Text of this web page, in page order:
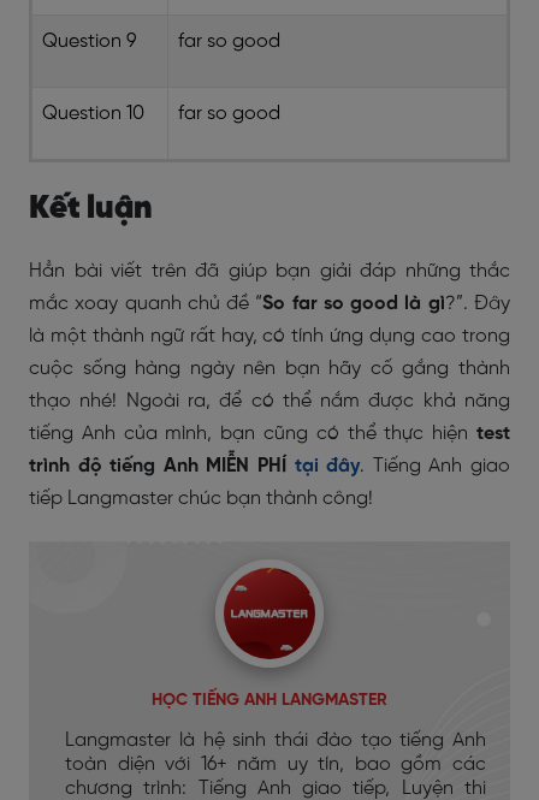
Question 9 far so good
Question 10 far so good
Kết luận
Hẳn bài viết trên đã giúp bạn giải đáp những thắc
mắc xoay quanh chủ đề “So far so good là gì?”. Đây
là một thành ngữ rất hay, có tính ứng dụng cao trong
cuộc sống hàng ngày nên bạn hãy cố gắng thành
thạo nhé! Ngoài ra, để có thể nắm được khả năng
tiếng Anh của mình, bạn cũng có thể thực hiện test
trình độ tiếng Anh MIỄN PHÍ tại đây. Tiếng Anh giao
tiếp Langmaster chúc bạn thành công!
HỌC TIẾNG ANH LANGMASTER
Langmaster là hệ sinh thái đào tạo tiếng Anh
toàn diện với 16+ năm uy tín, bao gồm các
chương trình: Tiếng Anh giao tiếp, Luyện thi